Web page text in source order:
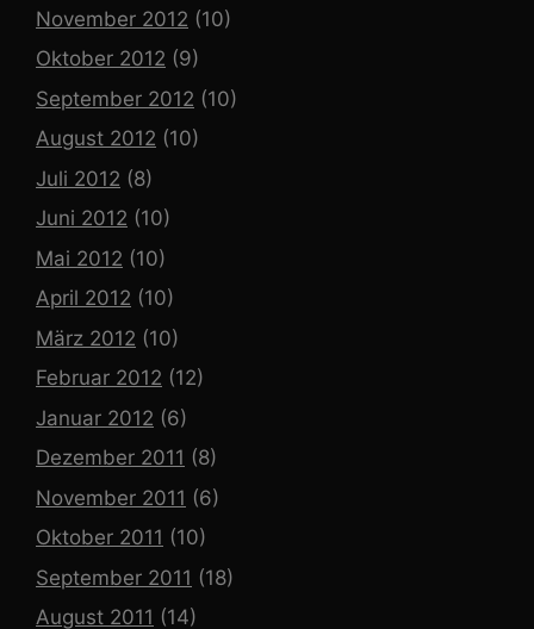
November 2012 (10)
Oktober 2012 (9)
September 2012 (10)
August 2012 (10)
Juli 2012 (8)
Juni 2012 (10)
Mai 2012 (10)
April 2012 (10)
März 2012 (10)
Februar 2012 (12)
Januar 2012 (6)
Dezember 2011 (8)
November 2011 (6)
Oktober 2011 (10)
September 2011 (18)
August 2011 (14)